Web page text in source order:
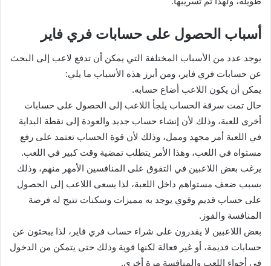
أسباب الحصول على حسابات فري فاير
يوجد عدد من الأسباب المختلفة التي يمكن أن تدفع لاعب إلى البحث
عن حسابات فري فاير، ومن أبرز هذه الأسباب ما يلي:
يمكن أن يكون اللاعب أضاع حسابه.
حال تمت سرقة الحساب يلجأ اللاعب إلى الحصول على حسابات
أخرى للعبة، وذلك لأن إنشاء حساب جديد والعودة إلى نقطة البداية
في اللعبة أمر مجهد وممل، وذلك لأن قوة الحساب تعتمد على رفع
مستواه في اللعب، وهذا الأمر يتطلب تمضية وقت كبير في اللعب.
يرغب بعض اللاعبين في التفوق على المنافسين الأمهر منهم، وذلك
بسبب ضعف مستواهم داخل اللعبة، لذا يسعى اللاعب إلى الحصول
على حساب قديم وقوي يوجد به مميزات وسكنات تتيح له فرصة
المنافسة والفوز.
بعض اللاعبين لا يقدرون على شراء حساب فري فاير، لذا يبحثون عن
حسابات قديمة، أو غير فعالة لكنها قوية وذلك حتى يتمكن من الدخول
في أجواء اللعب والمنافسة مرة أخرى.